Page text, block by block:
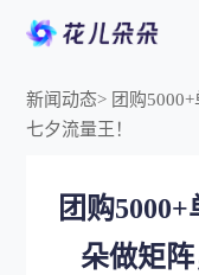
新闻动态> 团购
七夕流量王！
团购
朵做矩阵